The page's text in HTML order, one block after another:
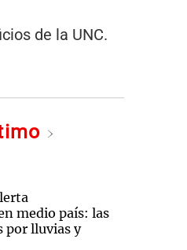
de la UNC.
medio país: las
por lluvias y